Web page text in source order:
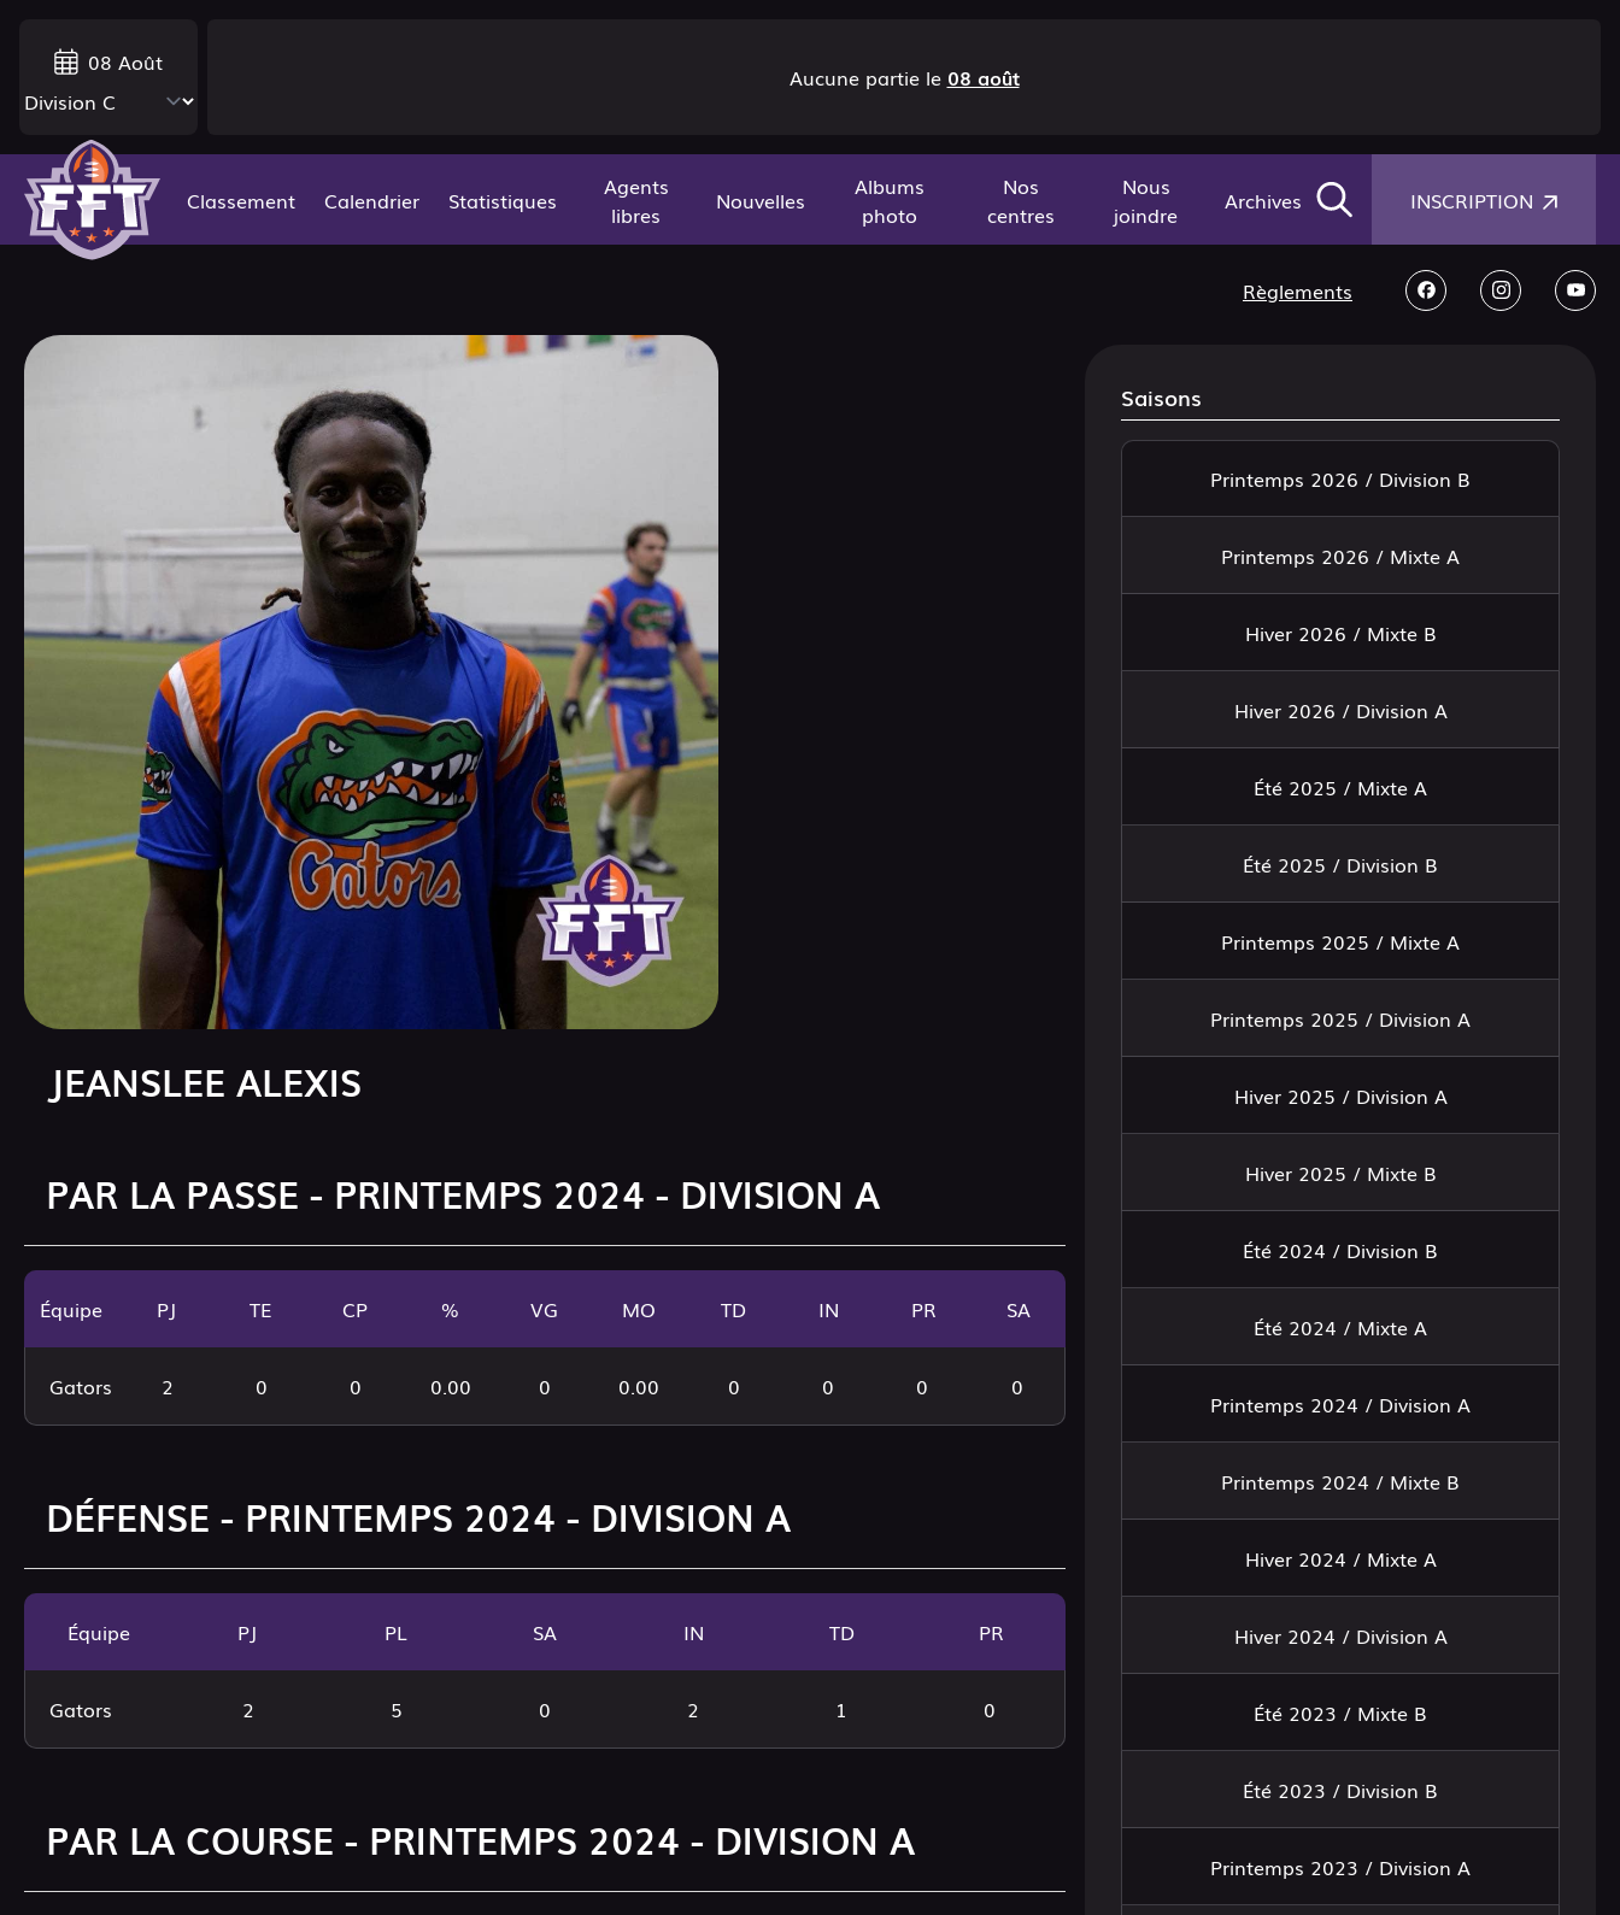
08 Août
Aucune partie le 08 août
Classement Calendrier Statistiques
Agents
libres
Nouvelles
Albums
photo
Nos
centres
Nous
joindre
Archives INSCRIPTION
Règlements
JEANSLEE ALEXIS
PAR LA PASSE - PRINTEMPS 2024 - DIVISION A
Équipe PJ TE CP % VG MO TD IN PR SA
Gators 2 0 0 0.00 0 0.00 0 0 0 0
DÉFENSE - PRINTEMPS 2024 - DIVISION A
Équipe PJ PL SA IN TD PR
Gators 2 5 0 2 1 0
PAR LA COURSE - PRINTEMPS 2024 - DIVISION A
Saisons
Printemps 2026 / Division B
Printemps 2026 / Mixte A
Hiver 2026 / Mixte B
Hiver 2026 / Division A
Été 2025 / Mixte A
Été 2025 / Division B
Printemps 2025 / Mixte A
Printemps 2025 / Division A
Hiver 2025 / Division A
Hiver 2025 / Mixte B
Été 2024 / Division B
Été 2024 / Mixte A
Printemps 2024 / Division A
Printemps 2024 / Mixte B
Hiver 2024 / Mixte A
Hiver 2024 / Division A
Été 2023 / Mixte B
Été 2023 / Division B
Printemps 2023 / Division A